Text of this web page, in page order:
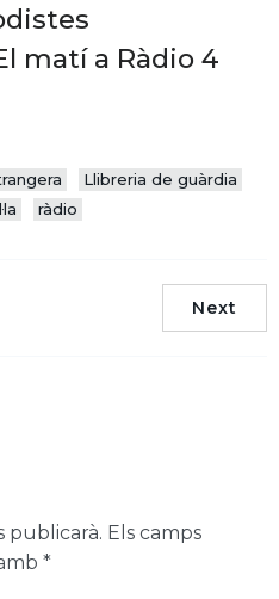
matí a Ràdio 4
Llibreria de guàrdia
ràdio
Next
publicarà. Els camps
*